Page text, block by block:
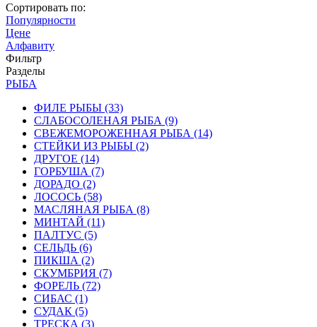
Сортировать по:
Популярности
Цене
Алфавиту
Фильтр
Разделы
РЫБА
ФИЛЕ РЫБЫ (33)
СЛАБОСОЛЕНАЯ РЫБА (9)
СВЕЖЕМОРОЖЕННАЯ РЫБА (14)
СТЕЙКИ ИЗ РЫБЫ (2)
ДРУГОЕ (14)
ГОРБУША (7)
ДОРАДО (2)
ЛОСОСЬ (58)
МАСЛЯНАЯ РЫБА (8)
МИНТАЙ (11)
ПАЛТУС (5)
СЕЛЬДЬ (6)
ПИКША (2)
СКУМБРИЯ (7)
ФОРЕЛЬ (72)
СИБАС (1)
СУДАК (5)
ТРЕСКА (3)